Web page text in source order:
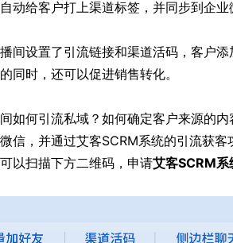
动给客户打上渠道标签，并同步到企
间设置了引流链接和渠道活码，客户
同时，还可以促进销售转化。
如何引流私域？如何确定客户来源的
信，并通过艾客SCRM系统的引流获
以扫描下方二维码，申请艾客SCRM系